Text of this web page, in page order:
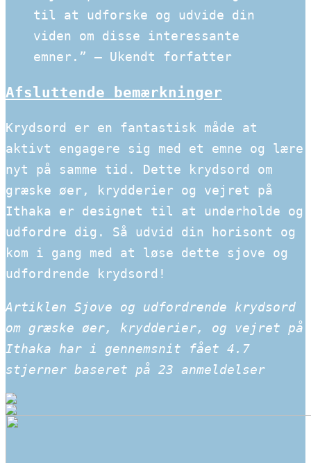
til at udforske og udvide din
viden om disse interessante
emner.” – Ukendt forfatter
Afsluttende bemærkninger
Krydsord er en fantastisk måde at
aktivt engagere sig med et emne og lære
nyt på samme tid. Dette krydsord om
græske øer, krydderier og vejret på
Ithaka er designet til at underholde og
udfordre dig. Så udvid din horisont og
kom i gang med at løse dette sjove og
udfordrende krydsord!
Artiklen Sjove og udfordrende krydsord
om græske øer, krydderier, og vejret på
Ithaka har i gennemsnit fået 4.7
stjerner baseret på 23 anmeldelser